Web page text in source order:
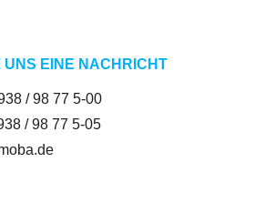
EINE NACHRICHT
/ 98 77 5-00
/ 98 77 5-05